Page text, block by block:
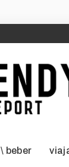
beber